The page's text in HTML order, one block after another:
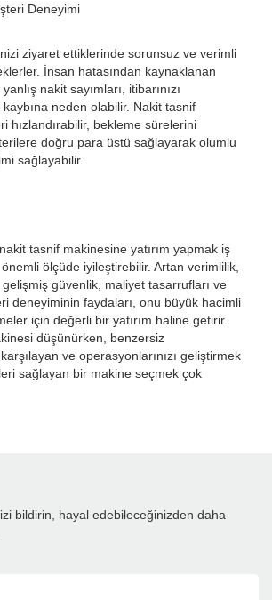
Deneyimi
ziyaret ettiklerinde sorunsuz ve verimli
İnsan hatasından kaynaklanan
nakit sayımları, itibarınızı
neden olabilir. Nakit tasnif
hızlandırabilir, bekleme sürelerini
doğru para üstü sağlayarak olumlu
sağlayabilir.
tasnif makinesine yatırım yapmak iş
önemli ölçüde iyileştirebilir. Artan verimlilik,
gelişmiş güvenlik, maliyet tasarrufları ve
deneyiminin faydaları, onu büyük hacimli
için değerli bir yatırım haline getirir.
düşünürken, benzersiz
ve operasyonlarınızı geliştirmek
sağlayan bir makine seçmek çok
bildirin, hayal edebileceğinizden daha